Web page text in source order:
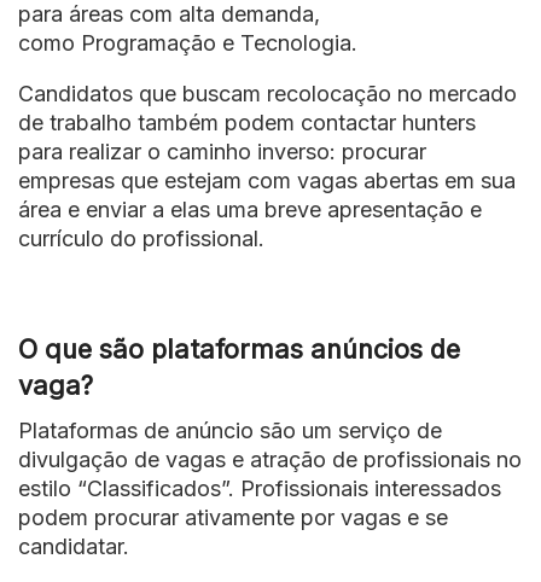
para áreas com alta demanda,
como Programação e Tecnologia.
Candidatos que buscam recolocação no mercado
de trabalho também podem contactar hunters
para realizar o caminho inverso: procurar
empresas que estejam com vagas abertas em sua
área e enviar a elas uma breve apresentação e
currículo do profissional.
O que são plataformas anúncios de
vaga?
Plataformas de anúncio são um serviço de
divulgação de vagas e atração de profissionais no
estilo “Classificados”. Profissionais interessados
podem procurar ativamente por vagas e se
candidatar.